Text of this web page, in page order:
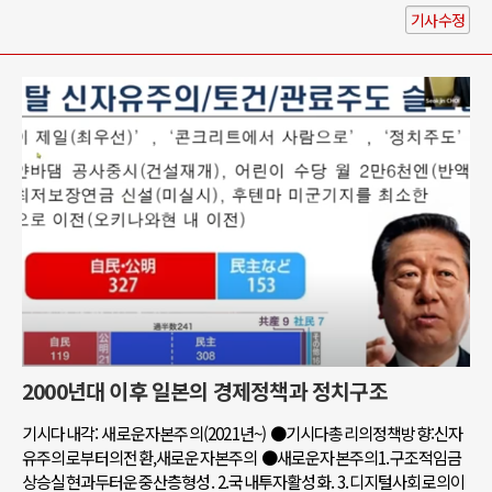
기사수정
2000년대 이후 일본의 경제정책과 정치구조
기시다내각: 새로운자본주의(2021년~) ●기시다총리의정책방향:신자
유주의로부터의전환,새로운자본주의 ●새로운자본주의1.구조적임금
상승실현과두터운중산층형성. 2.국내투자활성화. 3.디지털사회로의이